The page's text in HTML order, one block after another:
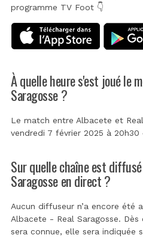
programme TV Foot 👇
À quelle heure s'est joué le
Saragosse ?
Le match entre Albacete et
vendredi 7 février 2025 à
Sur quelle chaîne est
Saragosse en direct ?
Aucun diffuseur n’a encore été
Albacete - Real Saragosse. Dès
sera connue, elle sera indiquée